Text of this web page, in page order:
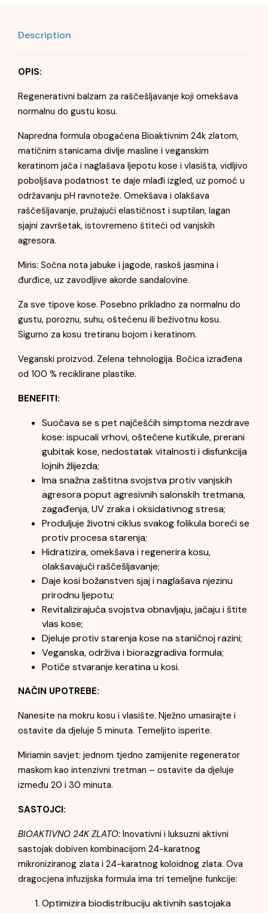
Description
OPIS:
Regenerativni balzam za raščešljavanje koji omekšava
normalnu do gustu kosu.
Napredna formula obogaćena Bioaktivnim 24k zlatom,
matičnim stanicama divlje masline i veganskim
keratinom jača i naglašava ljepotu kose i vlasišta, vidljivo
poboljšava podatnost te daje mlađi izgled, uz pomoć u
održavanju pH ravnoteže. Omekšava i olakšava
raščešljavanje, pružajući elastičnost i suptilan, lagan
sjajni završetak, istovremeno štiteći od vanjskih
agresora.
Miris: Sočna nota jabuke i jagode, raskoš jasmina i
đurđice, uz zavodljive akorde sandalovine.
Za sve tipove kose. Posebno prikladno za normalnu do
gustu, poroznu, suhu, oštećenu ili beživotnu kosu.
Sigurno za kosu tretiranu bojom i keratinom.
Veganski proizvod. Zelena tehnologija. Bočica izrađena
od 100 % reciklirane plastike.
BENEFITI:
Suočava se s pet najčešćih simptoma nezdrave
kose: ispucali vrhovi, oštećene kutikule, prerani
gubitak kose, nedostatak vitalnosti i disfunkcija
lojnih žlijezda;
Ima snažna zaštitna svojstva protiv vanjskih
agresora poput agresivnih salonskih tretmana,
zagađenja, UV zraka i oksidativnog stresa;
Produljuje životni ciklus svakog folikula boreći se
protiv procesa starenja;
Hidratizira, omekšava i regenerira kosu,
olakšavajući raščešljavanje;
Daje kosi božanstven sjaj i naglašava njezinu
prirodnu ljepotu;
Revitalizirajuća svojstva obnavljaju, jačaju i štite
vlas kose;
Djeluje protiv starenja kose na staničnoj razini;
Veganska, održiva i biorazgradiva formula;
Potiče stvaranje keratina u kosi.
NAČIN UPOTREBE:
Nanesite na mokru kosu i vlasište. Nježno umasirajte i
ostavite da djeluje 5 minuta. Temeljito isperite.
Miriamin savjet: jednom tjedno zamijenite regenerator
maskom kao intenzivni tretman – ostavite da djeluje
između 20 i 30 minuta.
SASTOJCI:
BIOAKTIVNO 24K ZLATO: Inovativni i luksuzni aktivni
sastojak dobiven kombinacijom 24-karatnog
mikroniziranog zlata i 24-karatnog koloidnog zlata. Ova
dragocjena infuzijska formula ima tri temeljne funkcije:
Optimizira biodistribuciju aktivnih sastojaka